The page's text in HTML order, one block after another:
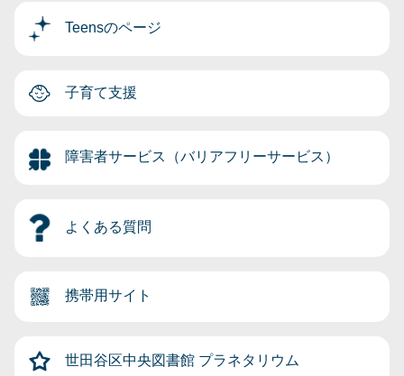
Teensのページ
子育て支援
障害者サービス（バリアフリーサービス）
よくある質問
携帯用サイト
世田谷区中央図書館 プラネタリウム